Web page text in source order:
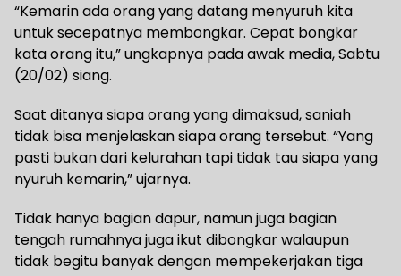
“Kemarin ada orang yang datang menyuruh kita
untuk secepatnya membongkar. Cepat bongkar
kata orang itu,” ungkapnya pada awak media, Sabtu
(20/02) siang.
Saat ditanya siapa orang yang dimaksud, saniah
tidak bisa menjelaskan siapa orang tersebut. “Yang
pasti bukan dari kelurahan tapi tidak tau siapa yang
nyuruh kemarin,” ujarnya.
Tidak hanya bagian dapur, namun juga bagian
tengah rumahnya juga ikut dibongkar walaupun
tidak begitu banyak dengan mempekerjakan tiga